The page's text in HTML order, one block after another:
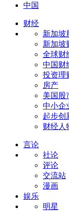
中国
财经
新加坡
新加坡
全球财
中国财
投资理
房产
美国股
中小企
起步创
财经人
言论
社论
评论
交流站
漫画
娱乐
明星